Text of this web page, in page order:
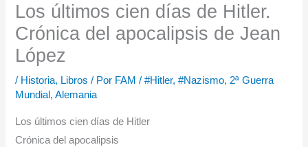
Los últimos cien días de Hitler.
Crónica del apocalipsis de Jean
López
/ Historia, Libros / Por FAM/#Hitler,#Nazismo,2ª Guerra
Mundial,Alemania
Los últimos cien días de Hitler
Crónica del apocalipsis